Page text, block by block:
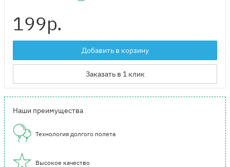
199р.
Добавить в корзину
Заказать в 1 клик
Наши преимущества
Технология долгого полета
Высокое качество